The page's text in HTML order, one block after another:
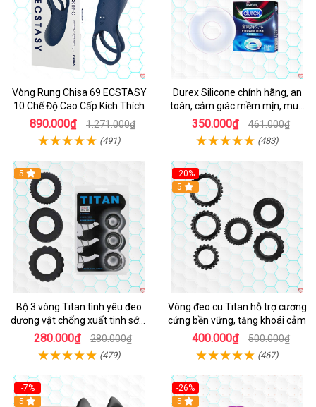
Vòng Rung Chisa 69 ECSTASY
10 Chế Độ Cao Cấp Kích Thích
890.000₫ 1.271.000₫
(491)
Durex Silicone chính hãng, an
toàn, cảm giác mềm mịn, mua
ngay
350.000₫ 461.000₫
(483)
5
Bộ 3 vòng Titan tình yêu đeo
dương vật chống xuất tinh sớm
chất liệu silicon y tế
280.000₫ 280.000₫
(479)
-20%
Hot
5
Vòng đeo cu Titan hỗ trợ cương
cứng bền vững, tăng khoái cảm
400.000₫ 500.000₫
(467)
-7%
5
-26%
5